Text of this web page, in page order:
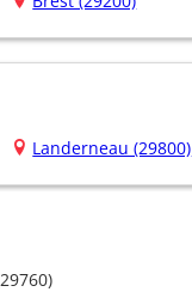
Landerneau (29800)